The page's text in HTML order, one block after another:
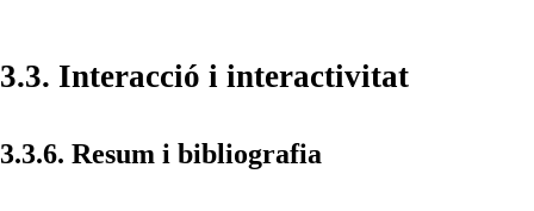
3.3. Interacció i interactivitat
3.3.6. Resum i bibliografia